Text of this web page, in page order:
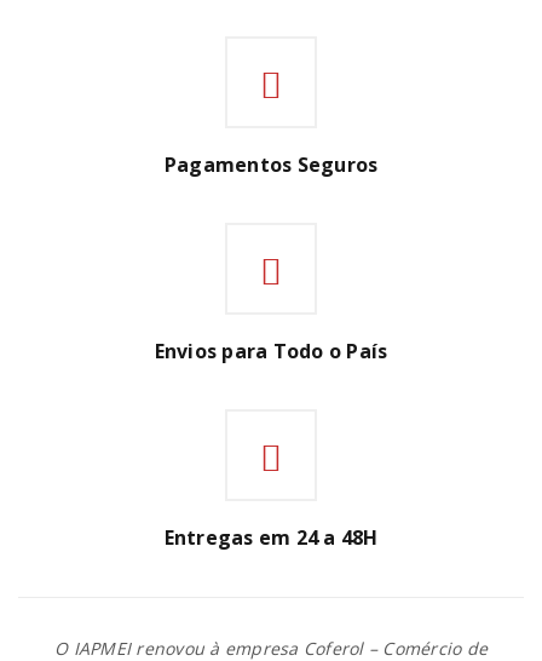
Pagamentos Seguros
Envios para Todo o País
Entregas em 24 a 48H
O IAPMEI renovou à empresa Coferol – Comércio de